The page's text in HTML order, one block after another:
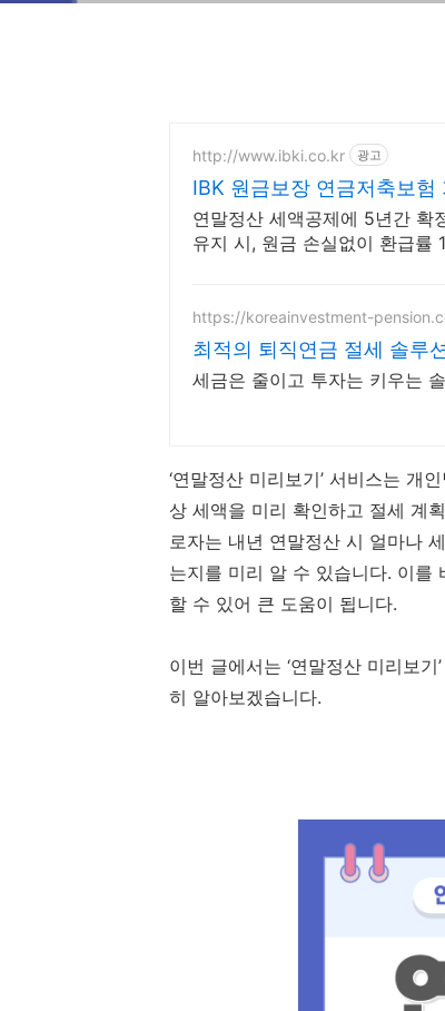
http://www.ibki.co.kr 광고
IBK 원금보장 연금저축보험
연말정산 세액공제에 5년간 확
유지 시, 원금 손실없이 환급률
https://koreainvestment-
최적의 퇴직연금 절세 솔루
세금은 줄이고 투자는 키우는
‘연말정산 미리보기’ 서비스는 개
상 세액을 미리 확인하고 절세 계
로자는 내년 연말정산 시 얼마나
는지를 미리 알 수 있습니다. 이를
할 수 있어 큰 도움이 됩니다.
이번 글에서는 ‘연말정산 미리보
히 알아보겠습니다.